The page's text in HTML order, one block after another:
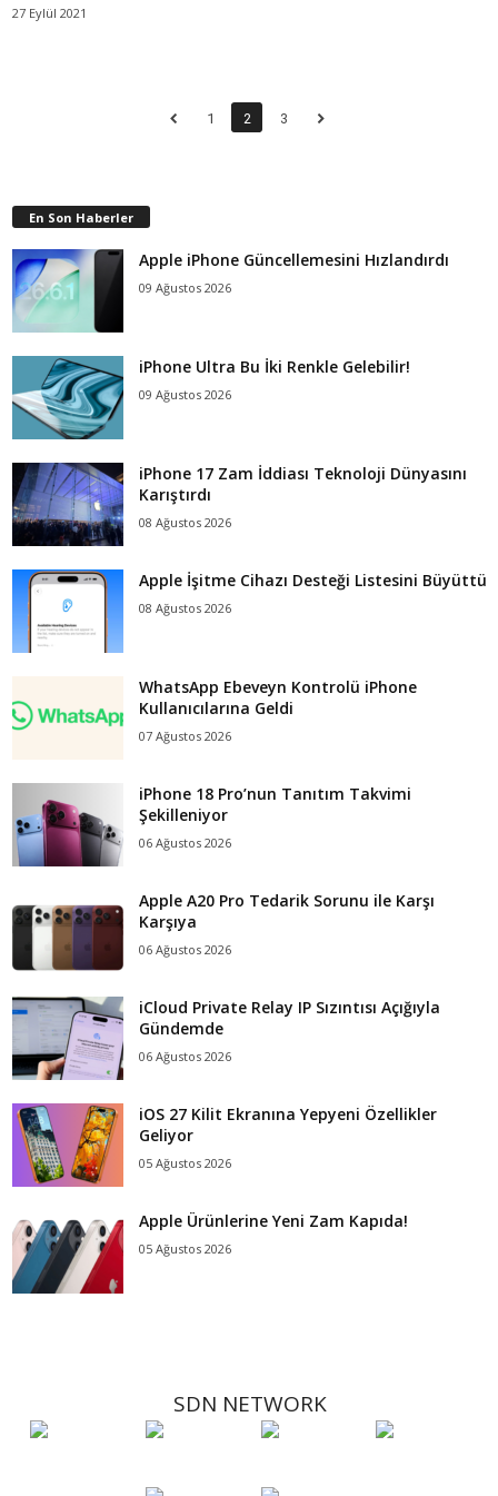
27 Eylül 2021
1 2 3
En Son Haberler
Apple iPhone Güncellemesini Hızlandırdı
09 Ağustos 2026
iPhone Ultra Bu İki Renkle Gelebilir!
09 Ağustos 2026
iPhone 17 Zam İddiası Teknoloji Dünyasını
Karıştırdı
08 Ağustos 2026
Apple İşitme Cihazı Desteği Listesini Büyüttü
08 Ağustos 2026
WhatsApp Ebeveyn Kontrolü iPhone
Kullanıcılarına Geldi
07 Ağustos 2026
iPhone 18 Pro’nun Tanıtım Takvimi
Şekilleniyor
06 Ağustos 2026
Apple A20 Pro Tedarik Sorunu ile Karşı
Karşıya
06 Ağustos 2026
iCloud Private Relay IP Sızıntısı Açığıyla
Gündemde
06 Ağustos 2026
iOS 27 Kilit Ekranına Yepyeni Özellikler
Geliyor
05 Ağustos 2026
Apple Ürünlerine Yeni Zam Kapıda!
05 Ağustos 2026
SDN NETWORK